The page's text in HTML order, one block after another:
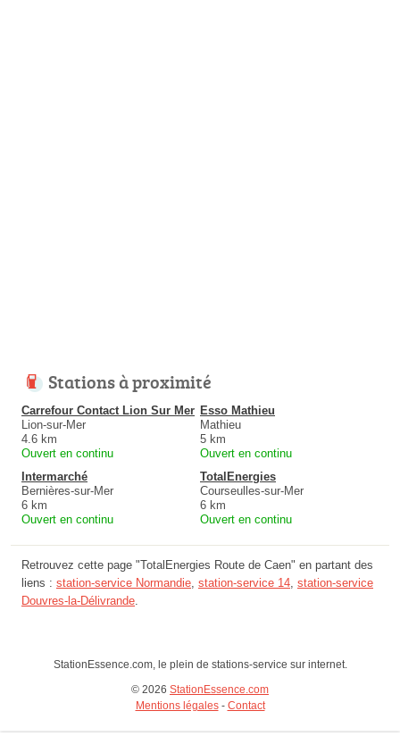
Stations à proximité
Carrefour Contact Lion Sur Mer
Lion-sur-Mer
4.6 km
Ouvert en continu
Esso Mathieu
Mathieu
5 km
Ouvert en continu
Intermarché
Bernières-sur-Mer
6 km
Ouvert en continu
TotalEnergies
Courseulles-sur-Mer
6 km
Ouvert en continu
Retrouvez cette page "TotalEnergies Route de Caen" en partant des
liens : station-service Normandie station-service 14 station-service
Douvres-la-Délivrande
StationEssence.com, le plein de stations-service sur internet.
© 2026 StationEssence.com
Mentions légales- Contact